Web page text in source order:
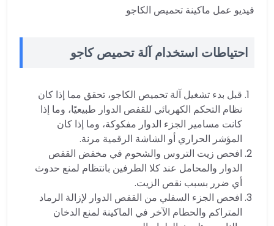
فيديو عمل ماكينة تحميص الكاجو
احتياطات استخدام آلة تحميص كاجو
قبل بدء تشغيل آلة تحميص الكاجو، تحقق مما إذا كان
نظام التحكم الكهربائي للقفص الدوار طبيعيًا، وما إذا
كانت مسامير الجزء الدوار مفكوكة، وما إذا كان
المؤشر الحراري أو الشاشة الرقمية مرنة.
افحص زيت التروس والشحوم في مخفض القفص
الدوار والمحامل عند كلا الطرفين بانتظام لمنع حدوث
أي ضرر بسبب نقص الزيت.
افحص الجزء السفلي من القفص الدوار لإزالة الرماد
المتراكم والحطام الآخر في الماكينة لمنع الدخان